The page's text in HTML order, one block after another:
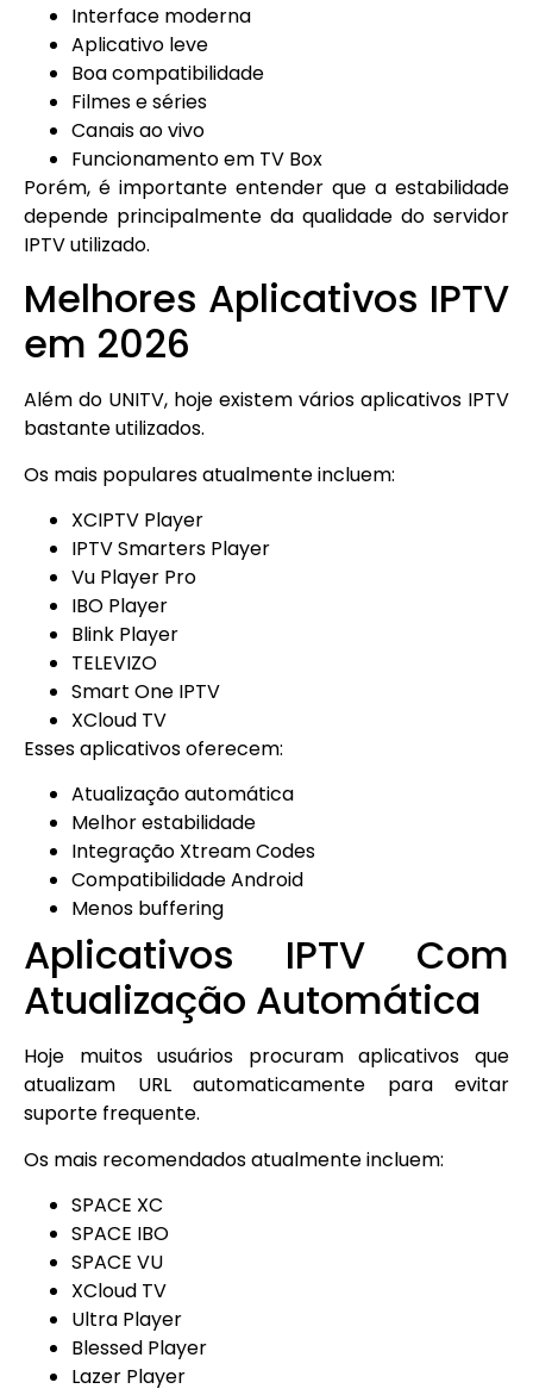
Interface moderna
Aplicativo leve
Boa compatibilidade
Filmes e séries
Canais ao vivo
Funcionamento em TV Box
Porém, é importante entender que a estabilidade
depende principalmente da qualidade do servidor
IPTV utilizado.
Melhores Aplicativos IPTV
em 2026
Além do UNITV, hoje existem vários aplicativos IPTV
bastante utilizados.
Os mais populares atualmente incluem:
XCIPTV Player
IPTV Smarters Player
Vu Player Pro
IBO Player
Blink Player
TELEVIZO
Smart One IPTV
XCloud TV
Esses aplicativos oferecem:
Atualização automática
Melhor estabilidade
Integração Xtream Codes
Compatibilidade Android
Menos buffering
Aplicativos IPTV Com
Atualização Automática
Hoje muitos usuários procuram aplicativos que
atualizam URL automaticamente para evitar
suporte frequente.
Os mais recomendados atualmente incluem:
SPACE XC
SPACE IBO
SPACE VU
XCloud TV
Ultra Player
Blessed Player
Lazer Player